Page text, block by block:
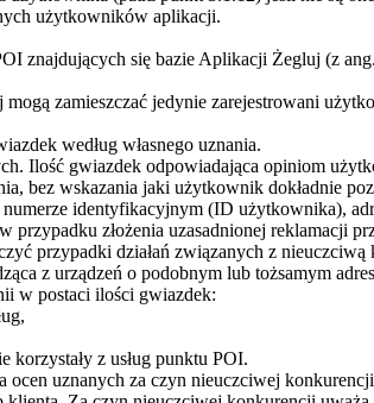
użytkowników aplikacji.
znajdujących się bazie Aplikacji Żegluj (z
zamieszczać jedynie zarejestrowani
według własnego uznania.
Ilość gwiazdek odpowiadająca opiniom
bez wskazania jaki użytkownik dokładnie
identyfikacyjnym (ID użytkownika),
złożenia uzasadnionej reklamacji
przypadki działań związanych z nieuczciwą
z urządzeń o podobnym lub tożsamym
w postaci ilości gwiazdek:
korzystały z usług punktu POI.
ocen uznanych za czyn nieuczciwej